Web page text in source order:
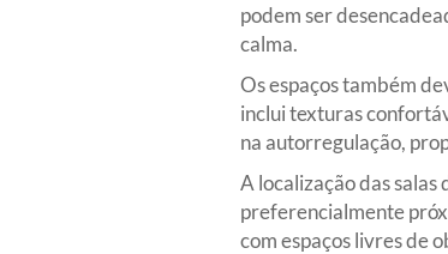
podem ser
calma.
Os espaços também
inclui texturas
na autorregulação,
A localização das salas
preferencialmente
com espaços livres de